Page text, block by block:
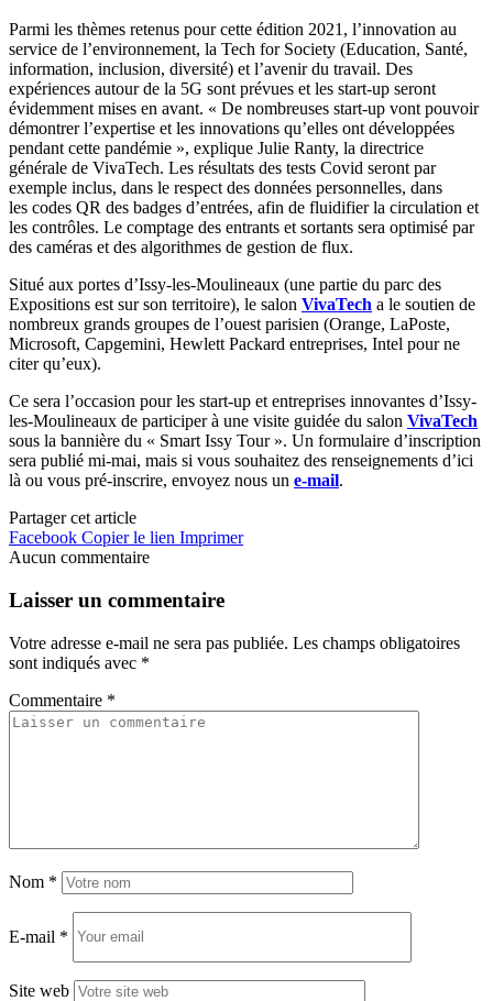
Parmi les thèmes retenus pour cette édition 2021, l’innovation au
service de l’environnement, la Tech for Society (Education, Santé,
information, inclusion, diversité) et l’avenir du travail. Des
expériences autour de la 5G sont prévues et les start-up seront
évidemment mises en avant. « De nombreuses start-up vont pouvoir
démontrer l’expertise et les innovations qu’elles ont développées
pendant cette pandémie », explique Julie Ranty, la directrice
générale de VivaTech. Les résultats des tests Covid seront par
exemple inclus, dans le respect des données personnelles, dans
les codes QR des badges d’entrées, afin de fluidifier la circulation et
les contrôles. Le comptage des entrants et sortants sera optimisé par
des caméras et des algorithmes de gestion de flux.
Situé aux portes d’Issy-les-Moulineaux (une partie du parc des
Expositions est sur son territoire), le salon VivaTech a le soutien de
nombreux grands groupes de l’ouest parisien (Orange, LaPoste,
Microsoft, Capgemini, Hewlett Packard entreprises, Intel pour ne
citer qu’eux).
Ce sera l’occasion pour les start-up et entreprises innovantes d’Issy-
les-Moulineaux de participer à une visite guidée du salon VivaTech
sous la bannière du « Smart Issy Tour ». Un formulaire d’inscription
sera publié mi-mai, mais si vous souhaitez des renseignements d’ici
là ou vous pré-inscrire, envoyez nous un e-mail.
Partager cet article
Facebook Copier le lien Imprimer
Aucun commentaire
Laisser un commentaire
Votre adresse e-mail ne sera pas publiée. Les champs obligatoires
sont indiqués avec *
Commentaire *
Nom *
E-mail *
Site web